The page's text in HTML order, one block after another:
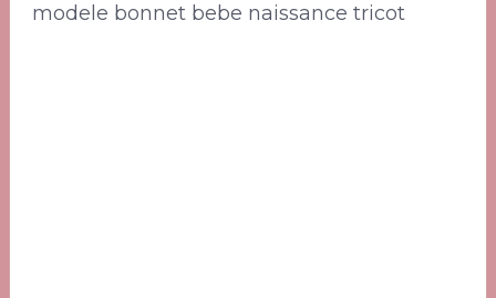
modele bonnet bebe naissance tricot